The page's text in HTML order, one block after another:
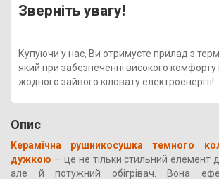
Зверніть увагу!
Купуючи у нас, Ви отримуєте прилад з
який при забезпеченні високого
жодного зайвого кіловату електроенергії!
Опис
Керамічна рушникосушка темного
дужкою — це не тільки стильний елемент
але й потужний обігрівач. Вона